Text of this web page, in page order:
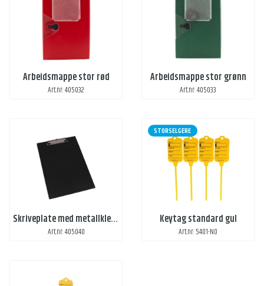
Arbeidsmappe stor rød
Art.nr: 405032
Arbeidsmappe stor grønn
Art.nr: 405033
Skriveplate med metallklemme, A4- svart
Art.nr: 405040
STORSELGERE
Keytag standard gul
Art.nr: 5401-NO